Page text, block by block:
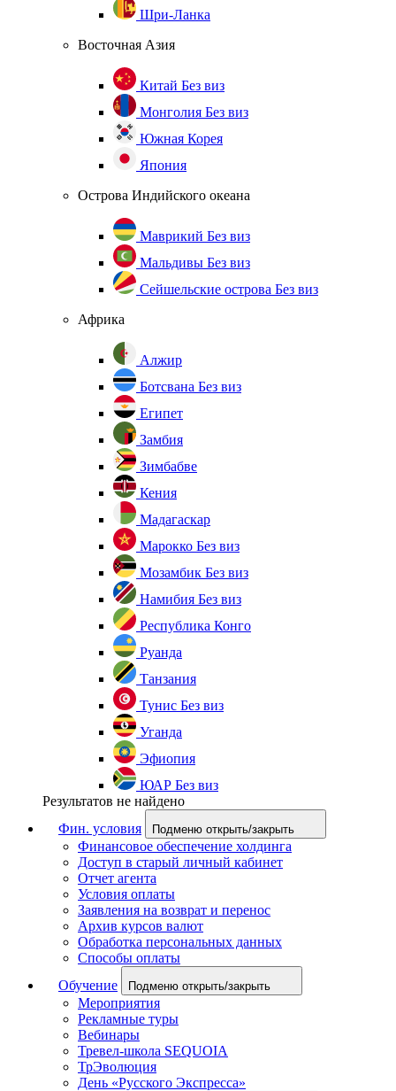
Шри-Ланка
Восточная Азия
Китай Без виз
Монголия Без виз
Южная Корея
Япония
Острова Индийского океана
Маврикий Без виз
Мальдивы Без виз
Сейшельские острова Без виз
Африка
Алжир
Ботсвана Без виз
Египет
Замбия
Зимбабве
Кения
Мадагаскар
Марокко Без виз
Мозамбик Без виз
Намибия Без виз
Республика Конго
Руанда
Танзания
Тунис Без виз
Уганда
Эфиопия
ЮАР Без виз
Результатов не найдено
Фин. условия
Подменю открыть/закрыть
Финансовое обеспечение холдинга
Доступ в старый личный кабинет
Отчет агента
Условия оплаты
Заявления на возврат и перенос
Архив курсов валют
Обработка персональных данных
Способы оплаты
Обучение
Подменю открыть/закрыть
Мероприятия
Рекламные туры
Вебинары
Тревел-школа SEQUOIA
ТрЭволюция
День «Русского Экспресса»